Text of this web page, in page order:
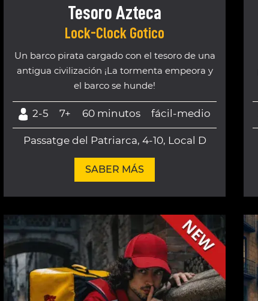
Tesoro Azteca
Lock-Clock Gotico
Un barco pirata cargado con el tesoro de una
antigua civilización ¡La tormenta empeora y
el barco se hunde!
2-5 7+ 60 minutos fácil-medio
Passatge del Patriarca, 4-10, Local D
SABER MÁS